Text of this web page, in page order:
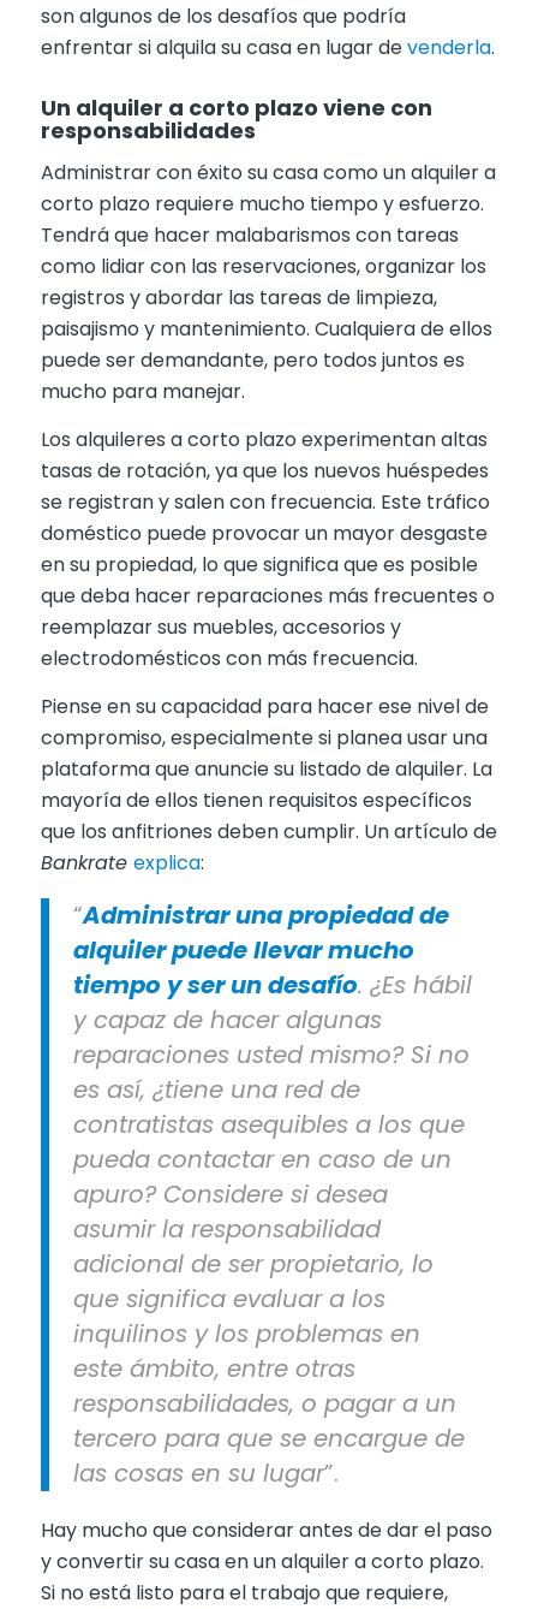
son algunos de los desafíos que podría
enfrentar si alquila su casa en lugar devenderla.
Un alquiler a corto plazo viene con
responsabilidades
Administrar con éxito su casa como un alquiler a
corto plazo requiere mucho tiempo y esfuerzo.
Tendrá que hacer malabarismos con tareas
como lidiar con las reservaciones, organizar los
registros y abordar las tareas de limpieza,
paisajismo y mantenimiento. Cualquiera de ellos
puede ser demandante, pero todos juntos es
mucho para manejar.
Los alquileres a corto plazo experimentan altas
tasas de rotación, ya que los nuevos huéspedes
se registran y salen con frecuencia. Este tráfico
doméstico puede provocar un mayor desgaste
en su propiedad, lo que significa que es posible
que deba hacer reparaciones más frecuentes o
reemplazar sus muebles, accesorios y
electrodomésticos con más frecuencia.
Piense en su capacidad para hacer ese nivel de
compromiso, especialmente si planea usar una
plataforma que anuncie su listado de alquiler. La
mayoría de ellos tienen requisitos específicos
que los anfitriones deben cumplir. Un artículo de
Bankrate explica:
“Administrar una propiedad de
alquiler puede llevar mucho
tiempo y ser un desafío. ¿Es hábil
y capaz de hacer algunas
reparaciones usted mismo? Si no
es así, ¿tiene una red de
contratistas asequibles a los que
pueda contactar en caso de un
apuro? Considere si desea
asumir la responsabilidad
adicional de ser propietario, lo
que significa evaluar a los
inquilinos y los problemas en
este ámbito, entre otras
responsabilidades, o pagar a un
tercero para que se encargue de
las cosas en su lugar”.
Hay mucho que considerar antes de dar el paso
y convertir su casa en un alquiler a corto plazo.
Si no está listo para el trabajo que requiere,